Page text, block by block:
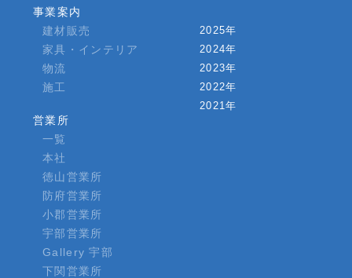
事業案内
建材販売
家具・インテリア
物流
施工
営業所
一覧
本社
徳山営業所
防府営業所
小郡営業所
宇部営業所
Gallery 宇部
下関営業所
2025年
2024年
2023年
2022年
2021年